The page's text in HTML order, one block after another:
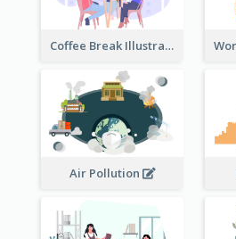
Coffee Break Illustration
Air Pollution